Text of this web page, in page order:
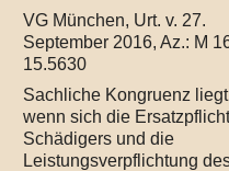
VG München, Urt. v. 27.
September 2016, Az.: M
15.5630
Sachliche Kongruenz
wenn sich die
Schädigers und die
Leistungsverpflichtung